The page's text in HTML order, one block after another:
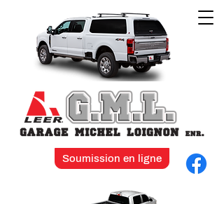
Soumission en ligne